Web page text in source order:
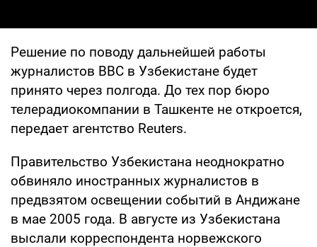
Решение по поводу дальнейшей работы
журналистов BBC в Узбекистане будет
принято через полгода. До тех пор бюро
телерадиокомпании в Ташкенте не откроется,
передает агентство Reuters.
Правительство Узбекистана неоднократно
обвиняло иностранных журналистов в
предвзятом освещении событий в Андижане
в мае 2005 года. В августе из Узбекистана
выслали корреспондента норвежского